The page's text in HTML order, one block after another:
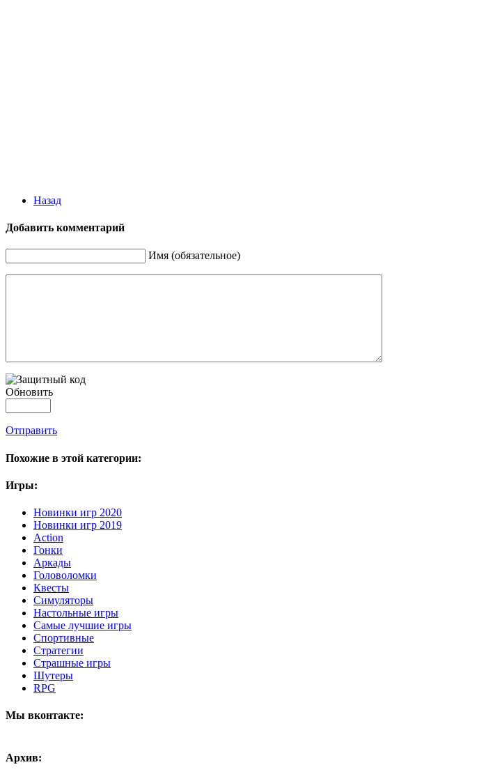
Назад
Добавить комментарий
Имя (обязательное)
Обновить
Отправить
Похожие в этой категории:
Игры:
Новинки игр 2020
Новинки игр 2019
Action
Гонки
Аркады
Головоломки
Квесты
Симуляторы
Настольные игры
Самые лучшие игры
Спортивные
Стратегии
Страшные игры
Шутеры
RPG
Мы вконтакте:
Архив: